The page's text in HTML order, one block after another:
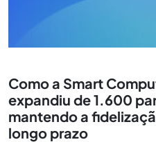
Como a Smart
expandiu de 1.600
mantendo a
longo prazo